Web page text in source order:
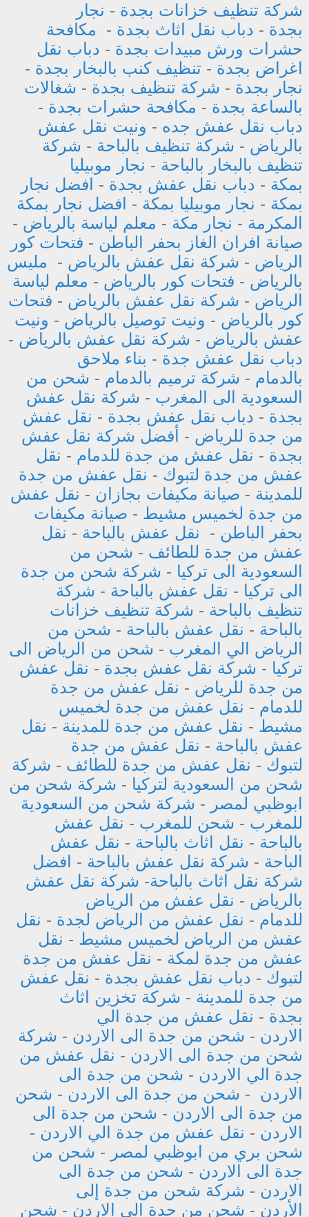
شركة تنظيف خزانات بجدة - نجار
بجدة - دباب نقل اثاث بجدة - مكافحة
حشرات ورش مبيدات بجدة - دباب نقل
اغراض بجدة - تنظيف كنب بالبخار بجدة -
نجار بجدة - شركة تنظيف بجدة - شغالات
بالساعة بجدة - مكافحة حشرات بجدة -
دباب نقل عفش جده - ونيت نقل عفش
بالرياض - شركة تنظيف بالباحة - شركة
تنظيف بالبخار بالباحة - نجار موبيليا
بمكة - دباب نقل عفش بجدة - افضل نجار
بمكة - نجار موبيليا بمكة - افضل نجار بمكة
المكرمة - نجار مكة - معلم لياسة بالرياض -
صيانة افران الغاز بحفر الباطن - فتحات كور
الرياض - شركة نقل عفش بالرياض - مليس
بالرياض - فتحات كور بالرياض - معلم لياسة
الرياض - شركة نقل عفش بالرياض - فتحات
كور بالرياض - ونيت توصيل بالرياض - ونيت
عفش بالرياض - شركة نقل عفش بالرياض -
دباب نقل عفش جدة - بناء ملاحق
بالدمام - شركة ترميم بالدمام - شحن من
السعودية الى المغرب - شركة نقل عفش
بجدة - دباب نقل عفش بجدة - نقل عفش
من جدة للرياض - أفضل شركة نقل عفش
بجدة - نقل عفش من جدة للدمام - نقل
عفش من جدة لتبوك - نقل عفش من جدة
للمدينة - صيانة مكيفات بجازان - نقل عفش
من جدة لخميس مشيط - صيانة مكيفات
بحفر الباطن - نقل عفش بالباحة - نقل
عفش من جدة للطائف - شحن من
السعودية الى تركيا - شركة شحن من جدة
الى تركيا - نقل عفش بالباحة - شركة
تنظيف بالباحة - شركة تنظيف خزانات
بالباحة - نقل عفش بالباحة - شحن من
الرياض الي المغرب - شحن من الرياض الى
تركيا - شركة نقل عفش بجدة - نقل عفش
من جدة للرياض - نقل عفش من جدة
للدمام - نقل عفش من جدة لخميس
مشيط - نقل عفش من جدة للمدينة - نقل
عفش بالباحة - نقل عفش من جدة
لتبوك - نقل عفش من جدة للطائف - شركة
شحن من السعودية لتركيا - شركة شحن من
ابوظبي لمصر - شركة شحن من السعودية
للمغرب - شحن للمغرب - نقل عفش
بالباحة - نقل اثاث بالباحة - نقل عفش
الباحة - شركة نقل عفش بالباحة - افضل
شركة نقل اثاث بالباحة- شركة نقل عفش
بالرياض - نقل عفش من الرياض
للدمام - نقل عفش من الرياض لجدة - نقل
عفش من الرياض لخميس مشيط - نقل
عفش من جدة لمكة - نقل عفش من جدة
لتبوك - دباب نقل عفش بجدة - نقل عفش
من جدة للمدينة - شركة تخزين اثاث
بجدة - نقل عفش من جدة الي
الاردن - شحن من جدة الى الاردن - شركة
شحن من جدة الى الاردن - نقل عفش من
جدة الي الاردن - شحن من جدة الى
الاردن - شحن من جدة الى الاردن - شحن
من جدة الى الاردن - شحن من جدة الى
الاردن - نقل عفش من جدة الي الاردن -
شحن بري من ابوظبي لمصر - شحن من
جدة الى الاردن - شحن من جدة الى
الاردن - شركة شحن من جدة إلى
الأردن - شحن من جدة الى الاردن - شحن